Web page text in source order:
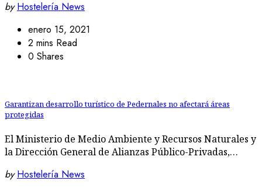
by Hostelería News
enero 15, 2021
2 mins Read
0 Shares
Garantizan desarrollo turístico de Pedernales no afectará áreas
protegidas
El Ministerio de Medio Ambiente y Recursos Naturales y
la Dirección General de Alianzas Público-Privadas,…
by Hostelería News